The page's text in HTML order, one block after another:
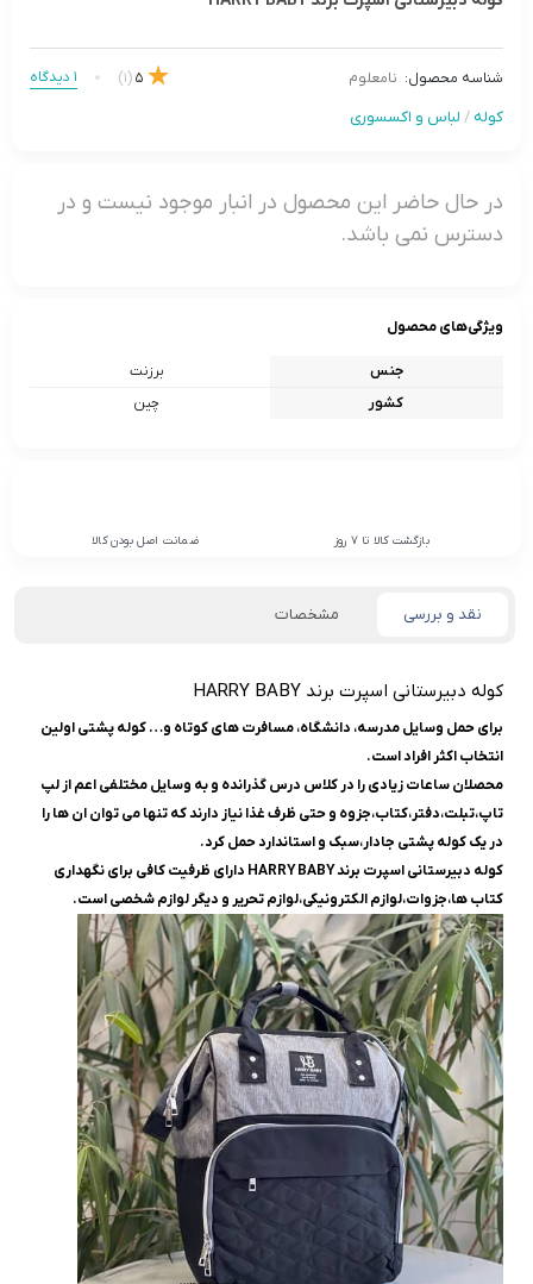
شناسه محصول: نامعلوم 5
(1) 1 دیدگاه
کوله / لباس و اکسسوری
در حال حاضر این محصول در انبار موجود نیست و در
دسترس نمی باشد.
ویژگی‌های محصول
جنس
برزنت
کشور
چین
بازگشت کالا تا 7 روز ضمانت اصل بودن کالا
نقد و بررسی مشخصات
کوله دبیرستانی اسپرت برند HARRY BABY
برای حمل وسایل مدرسه، دانشگاه، مسافرت های کوتاه و… کوله پشتی اولین
انتخاب اکثر افراد است.
محصلان ساعات زیادی را در کلاس درس گذرانده و به وسایل مختلفی اعم از لپ
تاپ،تبلت،دفتر،کتاب،جزوه و حتی ظرف غذا نیاز دارند که تنها می توان ان ها را
در یک کوله پشتی جادار،سبک و استاندارد حمل کرد.
کوله دبیرستانی اسپرت برند HARRY BABY دارای ظرفیت کافی برای نگهداری
کتاب ها،جزوات،لوازم الکترونیکی،لوازم تحریر و دیگر لوازم شخصی است.